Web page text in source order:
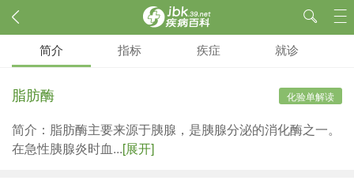
简介 指标 疾症 就诊
脂肪酶 化验单解读
简介：脂肪酶主要来源于胰腺，是胰腺分泌的消化酶之一。
在急性胰腺炎时血...[展开]